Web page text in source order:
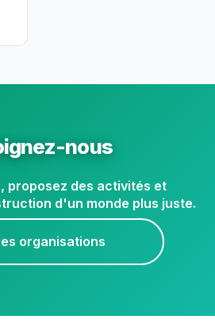
nous
proposez des activités et
d'un monde plus juste.
organisations